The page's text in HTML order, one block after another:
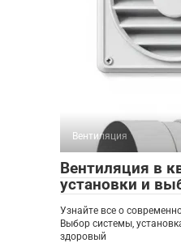
Вентиляция
Вентиляция в
установки и
Узнайте все о
Выбор системы,
здоровый